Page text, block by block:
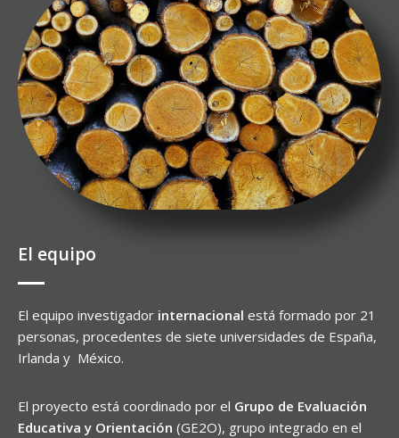
El equipo
El equipo investigador internacional está formado por 21
personas, procedentes de siete universidades de España,
Irlanda y México.
El proyecto está coordinado por el Grupo de Evaluación
Educativa y Orientación (GE2O), grupo integrado en el